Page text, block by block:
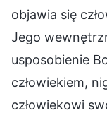
objawia się
Jego
usposobienie
człowiekiem,
człowiekowi